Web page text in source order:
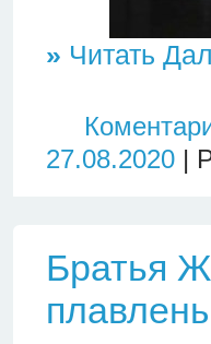
» Читать
27.08.2020 |
Братья